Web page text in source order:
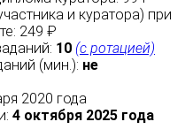
и куратора) при
249 ₽
10 (с ротацией)
(мин.): не
2020 года
4 октября 2025 года